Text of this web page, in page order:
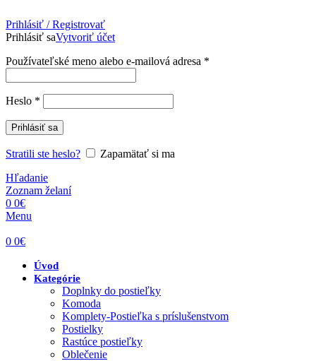
Prihlásiť / Registrovať
Prihlásiť saVytvoriť účet
Používateľské meno alebo e-mailová adresa *
Heslo *
Prihlásiť sa
Stratili ste heslo?
Zapamätať si ma
Hľadanie
Zoznam želaní
0 0€
Menu
0 0€
Úvod
Kategórie
Doplnky do postieľky
Komoda
Komplety-Postieľka s príslušenstvom
Postielky
Rastúce postieľky
Oblečenie